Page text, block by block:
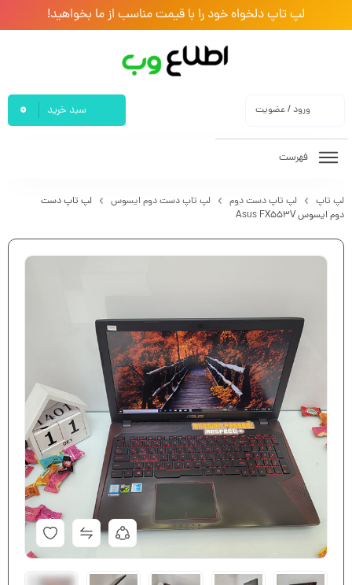
لپ تاپ دلخواه خود را با قیمت مناسب از ما بخواهید!
ورود / عضویت سبد خرید 0
فهرست
لپ تاپ لپ تاپ دست دوم لپ تاپ دست دوم ایسوس
لپ تاپ دست
دوم ایسوس Asus FX553V